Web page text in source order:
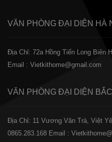
VĂN PHÒNG ĐẠI DIỆN HÀ
Địa Chỉ: 72a Hồng Tiến Long Biên
Email : Vietkithome@gmail.com
VĂN PHÒNG ĐẠI DIỆN
Địa Chỉ: 11 Vương Văn Trà, Việt
0865.283.168 Email :